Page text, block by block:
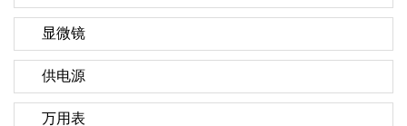
显微镜
供电源
万用表